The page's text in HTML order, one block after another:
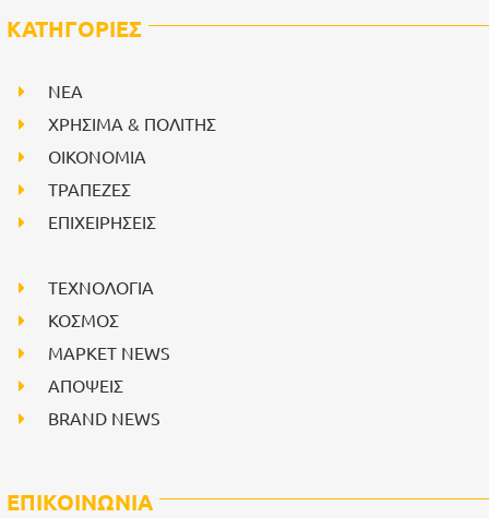
ΚΑΤΗΓΟΡΙΕΣ
NEA
ΧΡΗΣΙΜΑ & ΠΟΛΙΤΗΣ
ΟΙΚΟΝΟΜΙΑ
ΤΡΑΠΕΖΕΣ
ΕΠΙΧΕΙΡΗΣΕΙΣ
ΤΕΧΝΟΛΟΓΙΑ
ΚΟΣΜΟΣ
ΜΑΡΚΕΤ NEWS
ΑΠΟΨΕΙΣ
BRAND NEWS
ΕΠΙΚΟΙΝΩΝΙΑ